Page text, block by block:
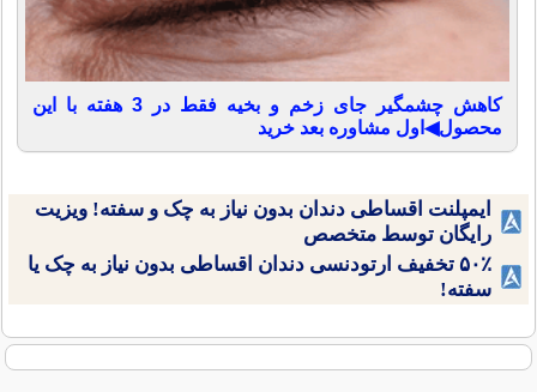
کاهش چشمگیر جای زخم و بخیه فقط در 3 هفته با این
محصول◀اول مشاوره بعد خرید
ایمپلنت اقساطی دندان بدون نیاز به چک و سفته! ویزیت
رایگان توسط متخصص
۵۰٪ تخفیف ارتودنسی دندان اقساطی بدون نیاز به چک یا
سفته!